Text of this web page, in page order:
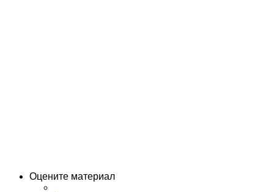
Оцените материал